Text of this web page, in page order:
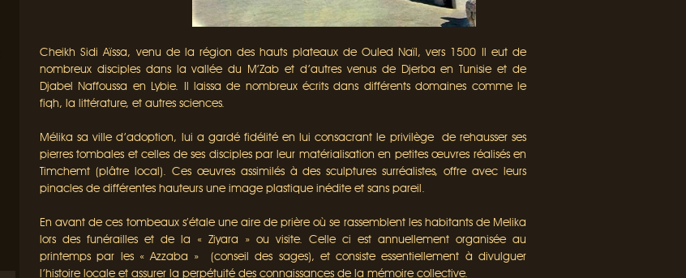
Cheikh Sidi Aïssa, venu de la région des hauts plateaux de Ouled Naïl, vers 1500 Il eut de
nombreux disciples dans la vallée du M’Zab et d’autres venus de Djerba en Tunisie et de
Djabel Naffoussa en Lybie. Il laissa de nombreux écrits dans différents domaines comme le
fiqh, la littérature, et autres sciences.
Mélika sa ville d’adoption, lui a gardé fidélité en lui consacrant le privilège de rehausser ses
pierres tombales et celles de ses disciples par leur matérialisation en petites œuvres réalisés en
Timchemt (plâtre local). Ces œuvres assimilés à des sculptures surréalistes, offre avec leurs
pinacles de différentes hauteurs une image plastique inédite et sans pareil.
En avant de ces tombeaux s’étale une aire de prière où se rassemblent les habitants de Melika
lors des funérailles et de la « Ziyara » ou visite. Celle ci est annuellement organisée au
printemps par les « Azzaba » (conseil des sages), et consiste essentiellement à divulguer
l’histoire locale et assurer la perpétuité des connaissances de la mémoire collective.